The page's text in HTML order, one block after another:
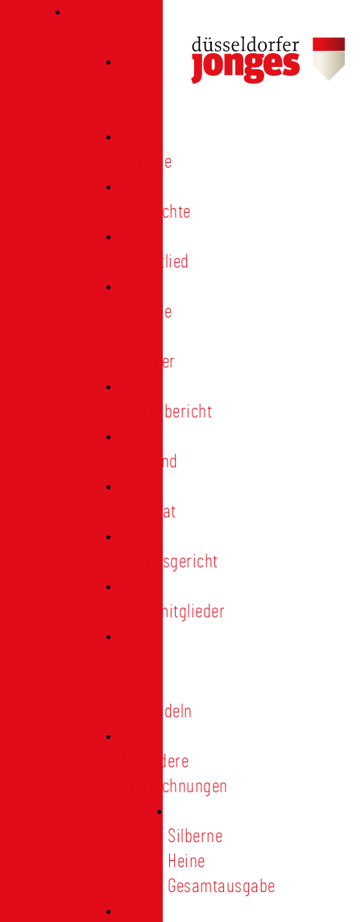
Termine
Geschichte
Heimatlied
Freunde
Förderer
Jahresbericht
Vorstand
Ehrenrat
Schiedsgericht
Ehrenmitglieder
Treunadeln
Besondere
Auszeichnungen
Silberne
Heine
Gesamtausgabe